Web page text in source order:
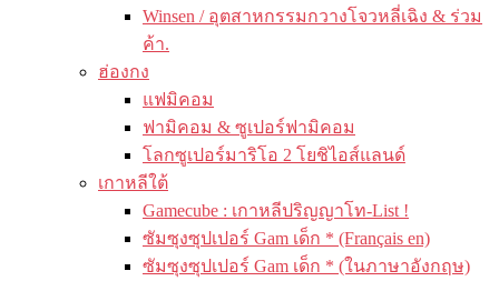
Winsen / อุตสาหกรรมกวางโจวหลี่เฉิง & ร่วม
ค้า.
ฮ่องกง
แฟมิคอม
ฟามิคอม & ซูเปอร์ฟามิคอม
โลกซูเปอร์มาริโอ 2 โยชิไอส์แลนด์
เกาหลีใต้
Gamecube : เกาหลีปริญญาโท-List !
ซัมซุงซุปเปอร์ Gam เด็ก * (Français en)
ซัมซุงซุปเปอร์ Gam เด็ก * (ในภาษาอังกฤษ)